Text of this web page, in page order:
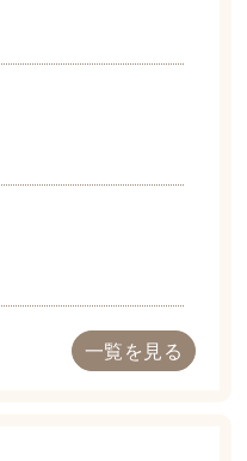
一覧を見る